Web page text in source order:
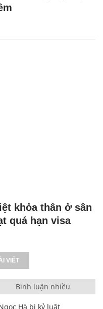
khỏa thân ở sân
quá hạn visa
VIẾT
Bình luận nhiều
Hà bị kỷ luật